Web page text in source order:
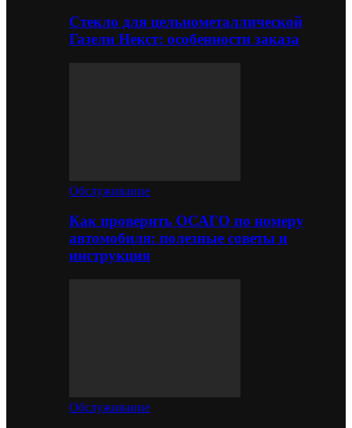
Стекло для цельнометаллической
Газели Некст: особенности заказа
Обслуживание
Как проверить ОСАГО по номеру
автомобиля: полезные советы и
инструкция
Обслуживание